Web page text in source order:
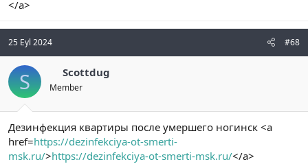
</a>
25 Eyl 2024 #68
S Scottdug
Member
Дезинфекция квартиры после умершего ногинск <a
href=https://dezinfekciya-ot-smerti-
msk.ru/>https://dezinfekciya-ot-smerti-msk.ru/</a>